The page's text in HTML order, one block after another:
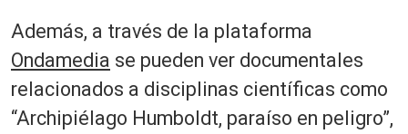
Además, a través de la plataforma
Ondamedia se pueden ver documentales
relacionados a disciplinas científicas como
“Archipiélago Humboldt, paraíso en peligro”,